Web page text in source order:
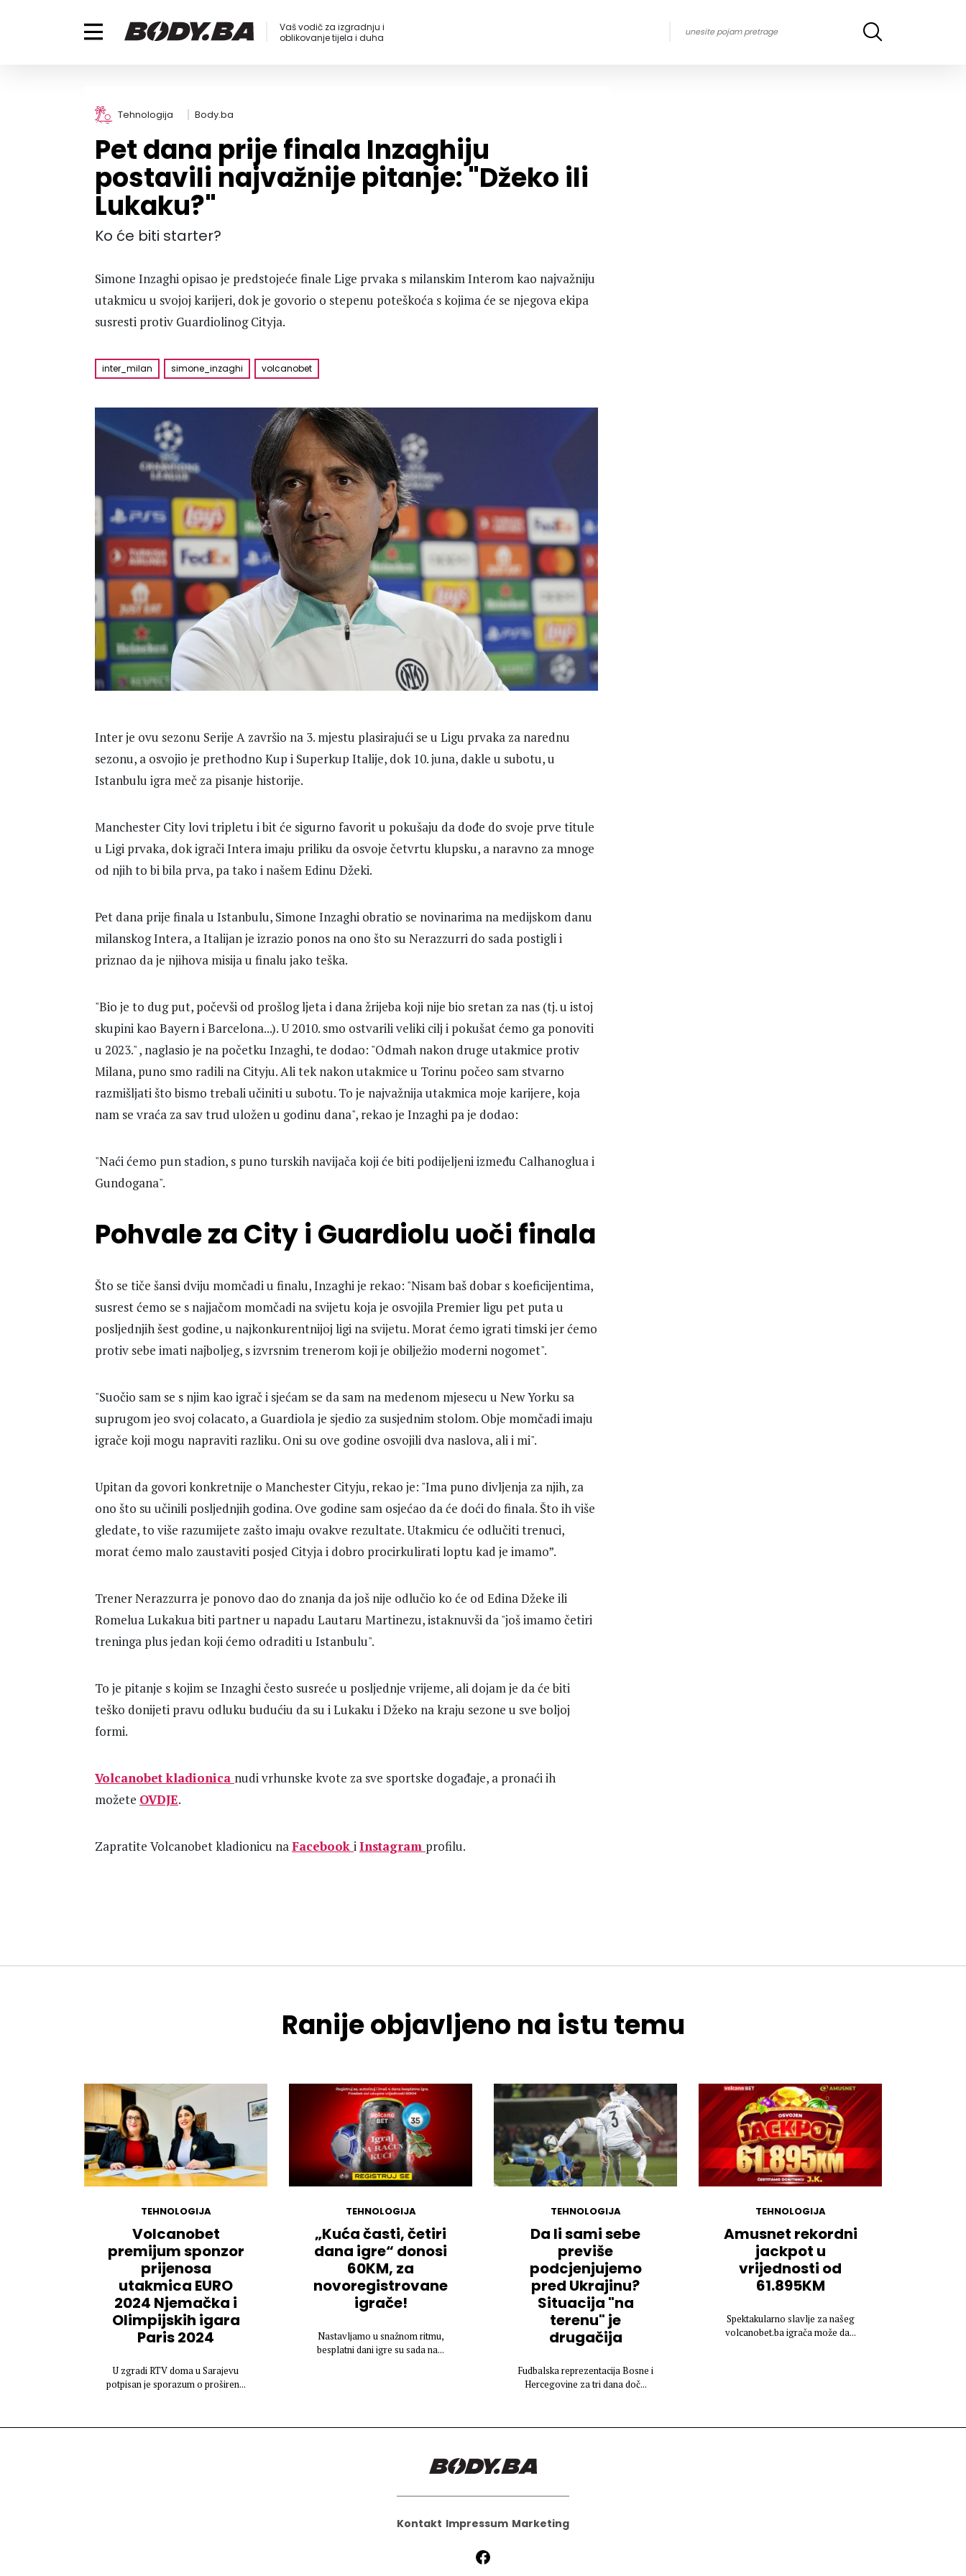
Vaš vodič za izgradnju i
oblikovanje tijela i duha
Tehnologija Body.ba
Pet dana prije finala Inzaghiju
postavili najvažnije pitanje: "Džeko ili
Lukaku?"
Ko će biti starter?
Simone Inzaghi opisao je predstojeće finale Lige prvaka s milanskim Interom kao najvažniju
utakmicu u svojoj karijeri, dok je govorio o stepenu poteškoća s kojima će se njegova ekipa
susresti protiv Guardiolinog Cityja.
inter_milan simone_inzaghi volcanobet
Inter je ovu sezonu Serije A završio na 3. mjestu plasirajući se u Ligu prvaka za narednu
sezonu, a osvojio je prethodno Kup i Superkup Italije, dok 10. juna, dakle u subotu, u
Istanbulu igra meč za pisanje historije.
Manchester City lovi tripletu i bit će sigurno favorit u pokušaju da dođe do svoje prve titule
u Ligi prvaka, dok igrači Intera imaju priliku da osvoje četvrtu klupsku, a naravno za mnoge
od njih to bi bila prva, pa tako i našem Edinu Džeki.
Pet dana prije finala u Istanbulu, Simone Inzaghi obratio se novinarima na medijskom danu
milanskog Intera, a Italijan je izrazio ponos na ono što su Nerazzurri do sada postigli i
priznao da je njihova misija u finalu jako teška.
"Bio je to dug put, počevši od prošlog ljeta i dana žrijeba koji nije bio sretan za nas (tj. u istoj
skupini kao Bayern i Barcelona...). U 2010. smo ostvarili veliki cilj i pokušat ćemo ga ponoviti
u 2023." , naglasio je na početku Inzaghi, te dodao: "Odmah nakon druge utakmice protiv
Milana, puno smo radili na Cityju. Ali tek nakon utakmice u Torinu počeo sam stvarno
razmišljati što bismo trebali učiniti u subotu. To je najvažnija utakmica moje karijere, koja
nam se vraća za sav trud uložen u godinu dana", rekao je Inzaghi pa je dodao:
"Naći ćemo pun stadion, s puno turskih navijača koji će biti podijeljeni između Calhanoglua i
Gundogana".
Pohvale za City i Guardiolu uoči finala
Što se tiče šansi dviju momčadi u finalu, Inzaghi je rekao: "Nisam baš dobar s koeficijentima,
susrest ćemo se s najjačom momčadi na svijetu koja je osvojila Premier ligu pet puta u
posljednjih šest godine, u najkonkurentnijoj ligi na svijetu. Morat ćemo igrati timski jer ćemo
protiv sebe imati najboljeg, s izvrsnim trenerom koji je obilježio moderni nogomet".
"Suočio sam se s njim kao igrač i sjećam se da sam na medenom mjesecu u New Yorku sa
suprugom jeo svoj colacato, a Guardiola je sjedio za susjednim stolom. Obje momčadi imaju
igrače koji mogu napraviti razliku. Oni su ove godine osvojili dva naslova, ali i mi".
Upitan da govori konkretnije o Manchester Cityju, rekao je: "Ima puno divljenja za njih, za
ono što su učinili posljednjih godina. Ove godine sam osjećao da će doći do finala. Što ih više
gledate, to više razumijete zašto imaju ovakve rezultate. Utakmicu će odlučiti trenuci,
morat ćemo malo zaustaviti posjed Cityja i dobro procirkulirati loptu kad je imamo”.
Trener Nerazzurra je ponovo dao do znanja da još nije odlučio ko će od Edina Džeke ili
Romelua Lukakua biti partner u napadu Lautaru Martinezu, istaknuvši da "još imamo četiri
treninga plus jedan koji ćemo odraditi u Istanbulu".
To je pitanje s kojim se Inzaghi često susreće u posljednje vrijeme, ali dojam je da će biti
teško donijeti pravu odluku budućiu da su i Lukaku i Džeko na kraju sezone u sve boljoj
formi.
Volcanobet kladionica nudi vrhunske kvote za sve sportske događaje, a pronaći ih
možete OVDJE.
Zapratite Volcanobet kladionicu naFacebook iInstagram profilu.
Ranije objavljeno na istu temu
TEHNOLOGIJA
Volcanobet
premijum sponzor
prijenosa
utakmica EURO
2024 Njemačka i
Olimpijskih igara
Paris 2024
U zgradi RTV doma u Sarajevu
potpisan je sporazum o proširen...
TEHNOLOGIJA
„Kuća časti, četiri
dana igre“ donosi
60KM, za
novoregistrovane
igrače!
Nastavljamo u snažnom ritmu,
besplatni dani igre su sada na...
TEHNOLOGIJA
Da li sami sebe
previše
podcjenjujemo
pred Ukrajinu?
Situacija "na
terenu" je
drugačija
Fudbalska reprezentacija Bosne i
Hercegovine za tri dana doč...
TEHNOLOGIJA
Amusnet rekordni
jackpot u
vrijednosti od
61.895KM
Spektakularno slavlje za našeg
volcanobet.ba igrača može da...
Kontakt Impressum Marketing